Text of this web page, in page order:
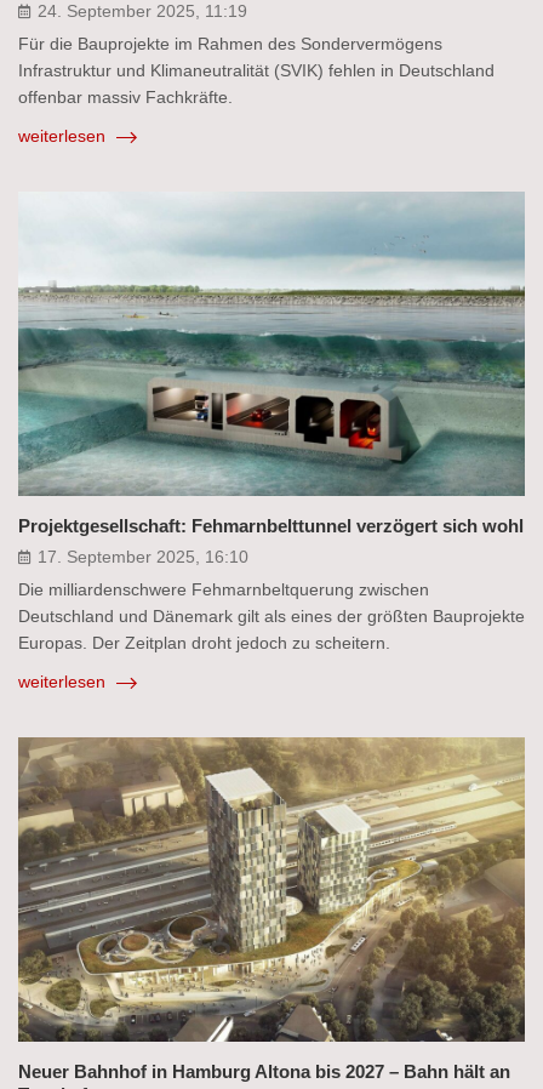
24. September 2025, 11:19
Für die Bauprojekte im Rahmen des Sondervermögens
Infrastruktur und Klimaneutralität (SVIK) fehlen in Deutschland
offenbar massiv Fachkräfte.
weiterlesen
Projektgesellschaft: Fehmarnbelttunnel verzögert sich wohl
17. September 2025, 16:10
Die milliardenschwere Fehmarnbeltquerung zwischen
Deutschland und Dänemark gilt als eines der größten Bauprojekte
Europas. Der Zeitplan droht jedoch zu scheitern.
weiterlesen
Neuer Bahnhof in Hamburg Altona bis 2027 – Bahn hält an